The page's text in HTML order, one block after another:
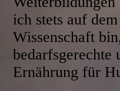
ich stets auf
Wissenschaft
bedarfsgerechte
Ernährung für